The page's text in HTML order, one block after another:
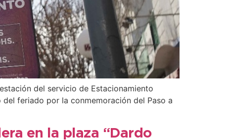
del servicio de Estacionamiento
feriado por la conmemoración del Paso a
en la plaza “Dardo